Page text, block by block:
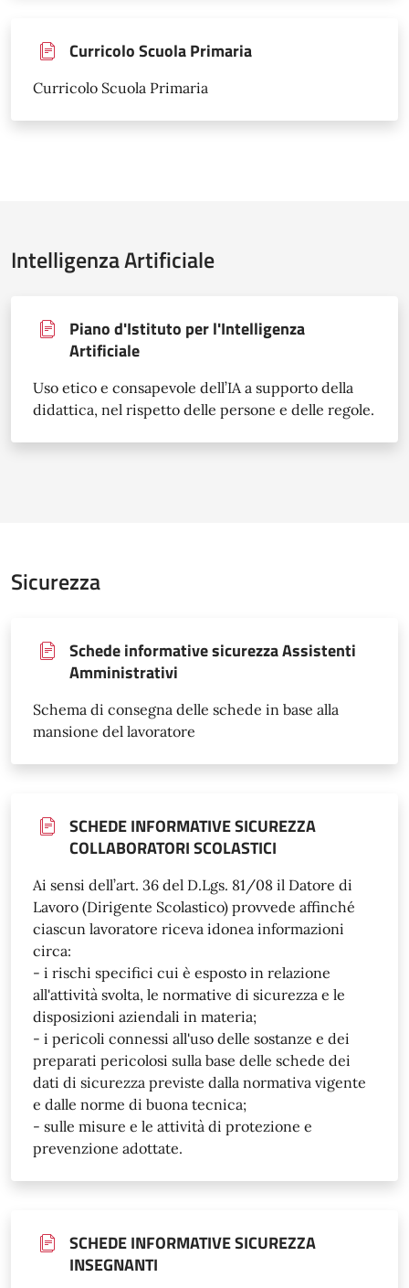
Curricolo Scuola Primaria
Curricolo Scuola Primaria
Intelligenza Artificiale
Piano d'Istituto per l'Intelligenza
Artificiale
Uso etico e consapevole dell’IA a supporto della
didattica, nel rispetto delle persone e delle regole.
Sicurezza
Schede informative sicurezza Assistenti
Amministrativi
Schema di consegna delle schede in base alla
mansione del lavoratore
SCHEDE INFORMATIVE SICUREZZA
COLLABORATORI SCOLASTICI
Ai sensi dell’art. 36 del D.Lgs. 81/08 il Datore di
Lavoro (Dirigente Scolastico) provvede affinché
ciascun lavoratore riceva idonea informazioni
circa:
- i rischi specifici cui è esposto in relazione
all'attività svolta, le normative di sicurezza e le
disposizioni aziendali in materia;
- i pericoli connessi all'uso delle sostanze e dei
preparati pericolosi sulla base delle schede dei
dati di sicurezza previste dalla normativa vigente
e dalle norme di buona tecnica;
- sulle misure e le attività di protezione e
prevenzione adottate.
SCHEDE INFORMATIVE SICUREZZA
INSEGNANTI